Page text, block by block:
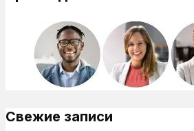
Свежие записи